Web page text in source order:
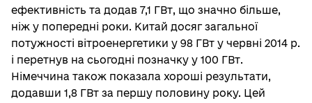
ефективність та додав 7,1 ГВт, що значно більше,
ніж у попередні роки. Китай досяг загальної
потужності вітроенергетики у 98 ГВт у червні 2014 р.
і перетнув на сьогодні позначку у 100 ГВт.
Німеччина також показала хороші результати,
додавши 1,8 ГВт за першу половину року. Цей